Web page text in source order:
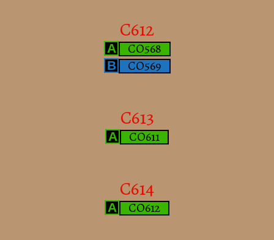
C612
A CO568
B CO569
C613
A CO611
C614
A CO612